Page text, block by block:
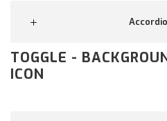
TOGGLE -
ICON